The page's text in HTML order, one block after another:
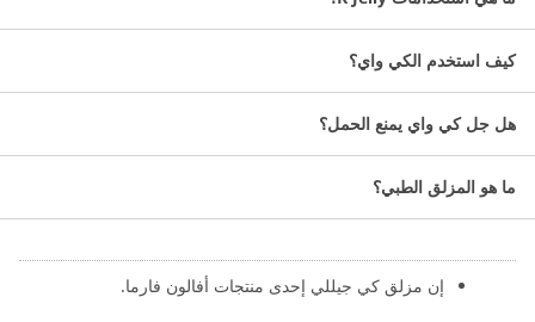
معلومات عن مزلق ky gel:
يتميز بالنعومة وبنكهة حلوة مع الفواكه اللذيذة.
يخفف الانزعاج الحميمي بينما يخلق تجرِبة مدهشة وجريئة
للطرفين.
سهل الاستعمال.
إن مزلق كي جيللي إحدى منتجات أفالون فارما.
كيف استخدم الكي واي؟
هل جل كي واي يمنع الحمل؟
ما هو المزلق الطبي؟